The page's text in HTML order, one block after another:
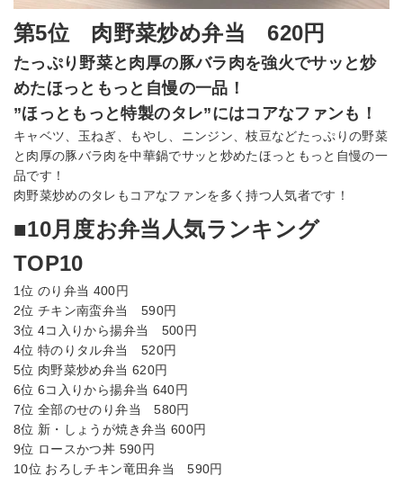
第5位 肉野菜炒め弁当 620円
たっぷり野菜と肉厚の豚バラ肉を強火でサッと炒
めたほっともっと自慢の一品！
”ほっともっと特製のタレ”にはコアなファンも！
キャベツ、玉ねぎ、もやし、ニンジン、枝豆などたっぷりの野菜
と肉厚の豚バラ肉を中華鍋でサッと炒めたほっともっと自慢の一
品です！
肉野菜炒めのタレもコアなファンを多く持つ人気者です！
■10月度お弁当人気ランキング
TOP10
1位 のり弁当 400円
2位 チキン南蛮弁当 590円
3位 4コ入りから揚弁当 500円
4位 特のりタル弁当 520円
5位 肉野菜炒め弁当 620円
6位 6コ入りから揚弁当 640円
7位 全部のせのり弁当 580円
8位 新・しょうが焼き弁当 600円
9位 ロースかつ丼 590円
10位 おろしチキン竜田弁当 590円